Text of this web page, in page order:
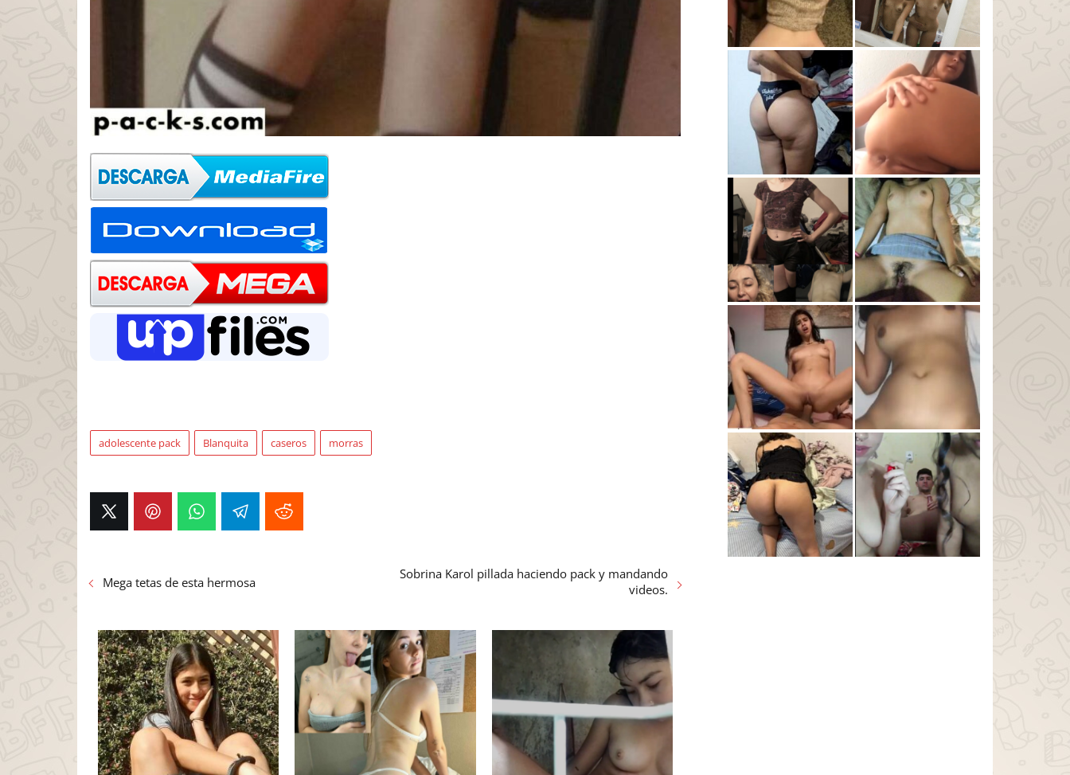
adolescente pack Blanquita caseros morras
Mega tetas de esta hermosa
Sobrina Karol pillada haciendo pack y mandando
videos.